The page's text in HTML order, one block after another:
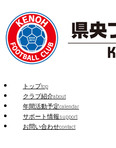
トップtop
クラブ紹介about
年間活動予定calendar
サポート情報support
お問い合わせcontact